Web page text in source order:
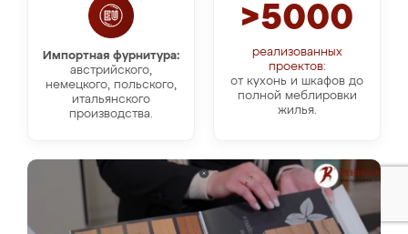
Импортная фурнитура:
австрийского,
немецкого, польского,
итальянского
производства.
>5000
реализованных
проектов:
от кухонь и шкафов до
полной меблировки
жилья.